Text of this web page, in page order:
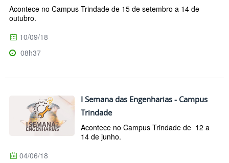
Acontece no Campus Trindade de 15 de setembro a 14 de
outubro.
10/09/18
08h37
I Semana das Engenharias - Campus
Trindade
Acontece no Campus Trindade de 12 a
14 de junho.
04/06/18